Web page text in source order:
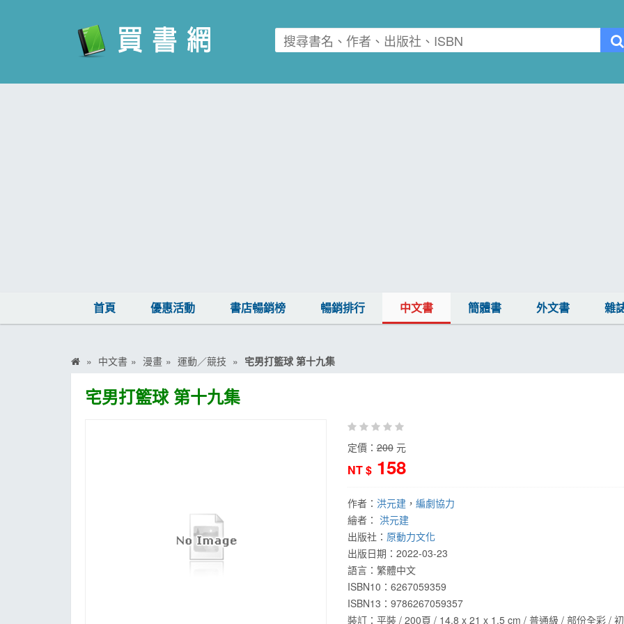
首頁 優惠活動 書店暢銷榜 暢銷排行 中文書 簡體書 外文書 雜
中文書 漫畫 運動／競技 宅男打籃球 第十九集
宅男打籃球 第十九集
定價：200元
NT $158
作者： 洪元建， 編劇協力
繪者： 洪元建
出版社： 原動力文化
出版日期： 2022-03-23
語言： 繁體中文
ISBN10：6267059359
ISBN13： 9786267059357
裝訂：平裝 / 200頁 / 14.8 x 21 x 1.5 cm / 普通級 / 部份全彩 /
MOOK